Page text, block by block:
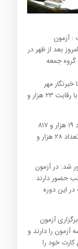
آزمون
گروه پزشکی سال ۹۴ از امروز بعد از ظهر در
گروه جمعه
مهر
افزود: آزمون امروز چهارشنبه بعد از ظهر با رقابت ۲۳ هزار و
وی افزود: در آزمون صبح پنجشنبه تعداد ۱۹ هزار و ۸۱۷
داوطلب و در آزمون بعدازظهر پنجشنبه تعداد ۲۸ هزار و
شد: در آزمون
۱۷ هزار و ۳۸۶ داوطلب حضور دارند .
و ۴۱۴ داوطلب در این دوره
آزمون
آزمون را دارند و
خود را